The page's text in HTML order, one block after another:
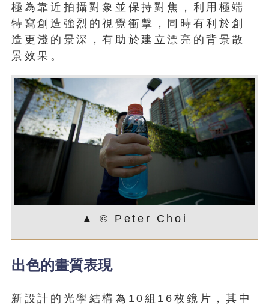
極為靠近拍攝對象並保持對焦，利用極端
特寫創造強烈的視覺衝擊，同時有利於創
造更淺的景深，有助於建立漂亮的背景散
景效果。
▲ © Peter Choi
出色的畫質表現
新設計的光學結構為10組16枚鏡片，其中